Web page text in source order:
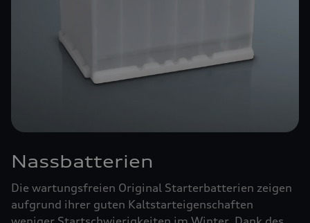
Nassbatterien
Die wartungsfreien Original Starterbatterien zeigen
aufgrund ihrer guten Kaltstarteigenschaften